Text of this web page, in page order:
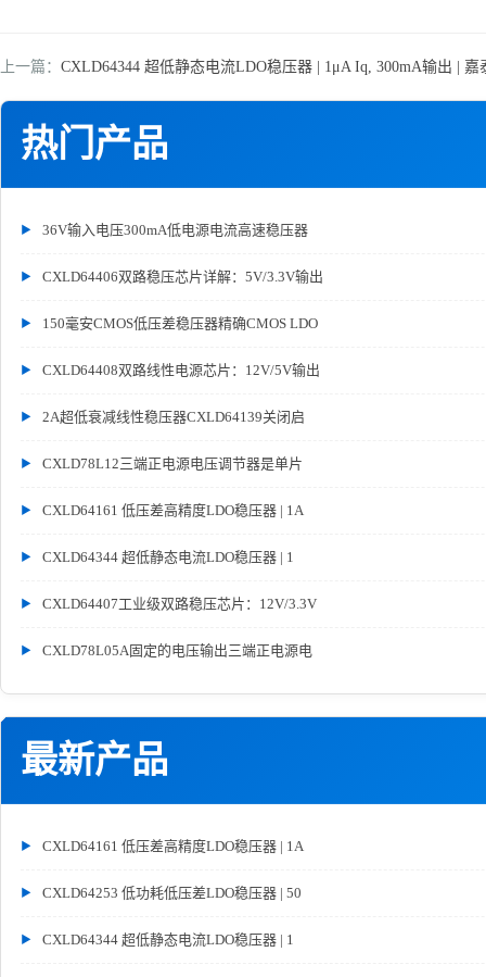
热门产品
36V输入电压300mA低电源电流高速稳压器
CXLD64406双路稳压芯片详解：5V/3.3V输出
150毫安CMOS低压差稳压器精确CMOS LDO
CXLD64408双路线性电源芯片：12V/5V输出
2A超低衰减线性稳压器CXLD64139关闭启
CXLD78L12三端正电源电压调节器是单片
CXLD64161 低压差高精度LDO稳压器 | 1A
CXLD64344 超低静态电流LDO稳压器 | 1
CXLD64407工业级双路稳压芯片：12V/3.3V
CXLD78L05A固定的电压输出三端正电源电
最新产品
CXLD64161 低压差高精度LDO稳压器 | 1A
CXLD64253 低功耗低压差LDO稳压器 | 50
CXLD64344 超低静态电流LDO稳压器 | 1
上一篇： CXLD64344 超低静态电流LDO稳压器 | 1μA Iq, 300mA输出 | 嘉